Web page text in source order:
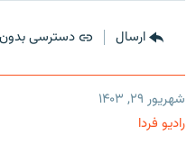
ارسال دسترسی
شهریور ۲۹, ۱۴۰۳
رادیو فردا